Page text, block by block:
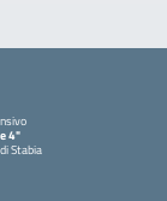
4"
Stabia